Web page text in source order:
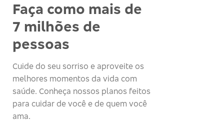
Faça como mais de
7 milhões de
pessoas
Cuide do seu sorriso e aproveite os
melhores momentos da vida com
saúde. Conheça nossos planos feitos
para cuidar de você e de quem você
ama.